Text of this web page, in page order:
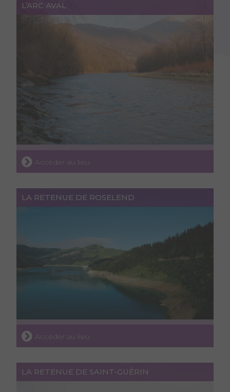
L’ARC AVAL
Accéder au lieu
LA RETENUE DE ROSELEND
Accéder au lieu
LA RETENUE DE SAINT-GUÉRIN